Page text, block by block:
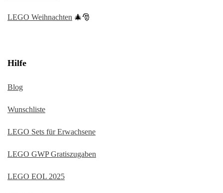
LEGO Weihnachten 🎄🎅
Hilfe
Blog
Wunschliste
LEGO Sets für Erwachsene
LEGO GWP Gratiszugaben
LEGO EOL 2025